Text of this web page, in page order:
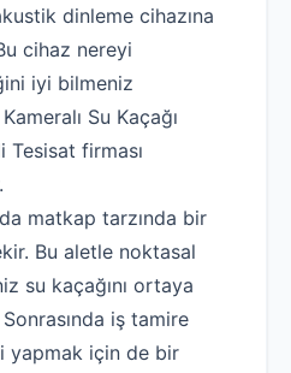
dinleme cihazına
cihaz nereyi
iyi bilmeniz
Su Kaçağı
Tesisat firması
matkap tarzında bir
Bu aletle noktasal
su kaçağını ortaya
iş tamire
yapmak için de bir